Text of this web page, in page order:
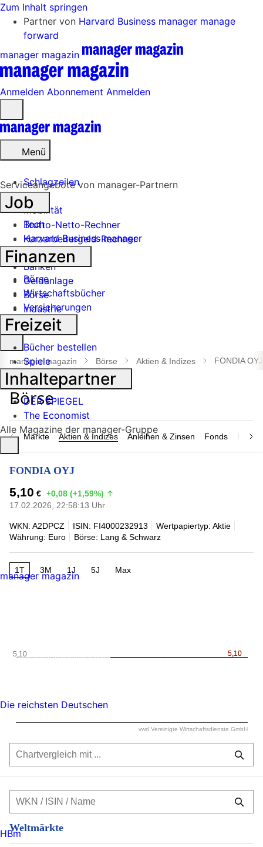
Zum Inhalt springen
Partner von Harvard Business manager manage
forward
manager magazin
Anmelden Abonnement Anmelden
öffnen
Menü
Schlagzeilen
Mobilität
Tech
Harvard Business manager
Handel
Banken
Geldanlage
Börse
Industrie
Suche
öffnen
manager magazin Börse Aktien & Indizes FONDIA OYJ
Märkte Aktien & Indizes Anleihen & Zinsen Fonds
FONDIA OYJ
5,10 € +0,08 (+1,59%)
17.02.2026, 22:58:13 Uhr
WKN: A2DPCZ ISIN: FI4000232913
Wertpapiertyp: Aktie
Währung: Euro
Börse: Lang & Schwarz
1T 3M 1J 5J Max
5,10
5,10
5,10
vwd Vereinigte Wirtschaftsdienste GmbH
Weltmärkte
Serviceangebote von manager-Partnern
Job
Brutto-Netto-Rechner
Kurzarbeitergeld-Rechner
Finanzen
Börse
Wirtschaftsbücher
Versicherungen
Freizeit
Bücher bestellen
Spiele
Inhaltepartner
DER SPIEGEL
The Economist
Alle Magazine der manager-Gruppe
manager magazin
Die reichsten Deutschen
HBm